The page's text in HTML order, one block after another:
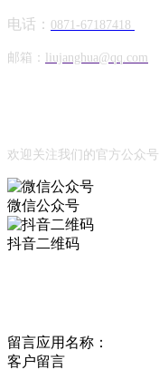
电话： 0871-67187418
邮箱： liujanghua@qq.com
欢迎关注我们的官方公众号
微信公众号
抖音二维码
留言应用名称：
客户留言